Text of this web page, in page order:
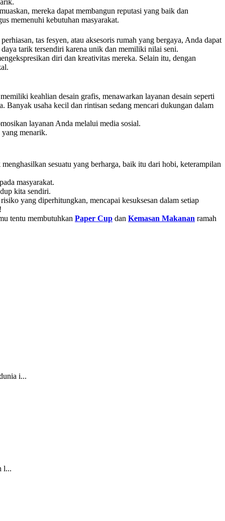
mereka dapat membangun reputasi yang baik dan
memenuhi kebutuhan masyarakat.
tas fesyen, atau aksesoris rumah yang bergaya, Anda dapat
tarik tersendiri karena unik dan memiliki nilai seni.
diri dan kreativitas mereka. Selain itu, dengan
keahlian desain grafis, menawarkan layanan desain seperti
Banyak usaha kecil dan rintisan sedang mencari dukungan dalam
layanan Anda melalui media sosial.
yang menarik.
sesuatu yang berharga, baik itu dari hobi, keterampilan
masyarakat.
kita sendiri.
yang diperhitungkan, mencapai kesuksesan dalam setiap
tentu membutuhkan Paper Cup dan Kemasan Makanan ramah
i...
l...